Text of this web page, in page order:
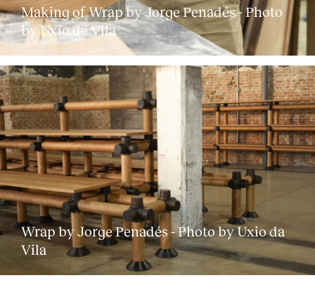
Making of Wrap by Jorge Penadés - Photo
by Uxío de Vila
Wrap by Jorge Penadés - Photo by Uxio da
Vila